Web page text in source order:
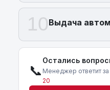
10Выдача
📞
Остались
Менеджер ответит за
20